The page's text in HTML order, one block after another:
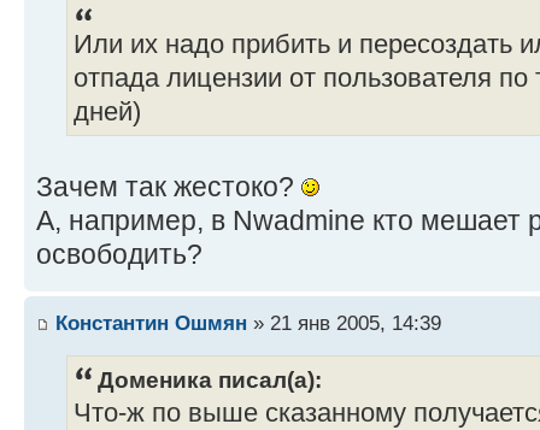
Или их надо прибить и пересоздать
отпада лицензии от пользователя
дней)
Зачем так жестоко?
А, например, в Nwadmine кто мешает
освободить?
Константин Ошмян » 21 янв 2005, 14:39
Доменика писал(а):
Что-ж по выше сказанному